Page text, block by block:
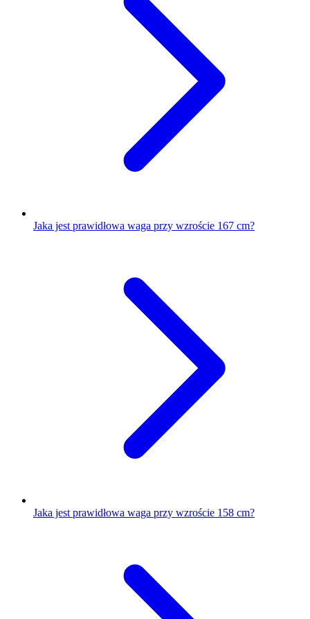
Jaka jest prawidłowa waga przy wzroście 167 cm?
Jaka jest prawidłowa waga przy wzroście 158 cm?